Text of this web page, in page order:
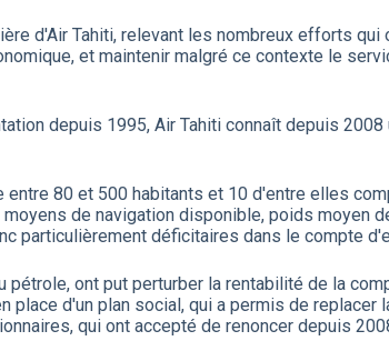
d'Air Tahiti, relevant les nombreux efforts
et maintenir malgré ce contexte le
depuis 1995, Air Tahiti connaît depuis
80 et 500 habitants et 10 d'entre elles
de navigation disponible, poids moyen
particulièrement déficitaires dans le compte
ont put perturber la rentabilité de la
d'un plan social, qui a permis de
qui ont accepté de renoncer depuis